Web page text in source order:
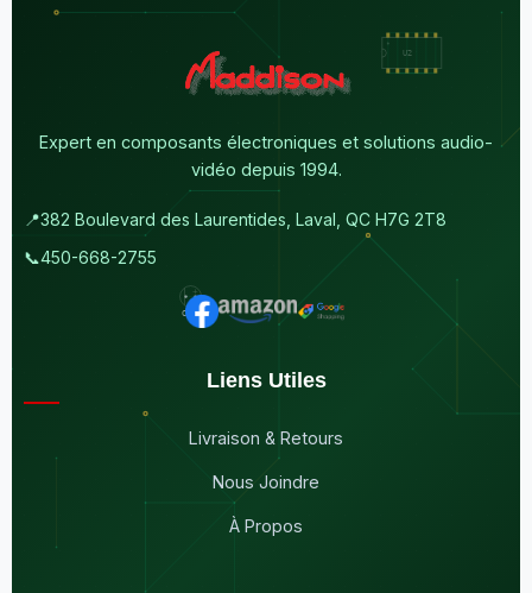
Expert en composants électroniques et solutions audio-
vidéo depuis 1994.
📍382 Boulevard des Laurentides, Laval, QC H7G 2T8
📞450-668-2755
Liens Utiles
Livraison & Retours
Nous Joindre
À Propos